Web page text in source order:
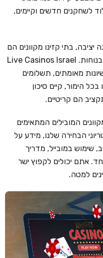
לשחקנים חדשים וקיימים,
בתי קזינו מקוונים הם
דרך מצוינת ליהנות ממשחקי פרימיום בנוחות. Live Casinos Israel
מאומתים, תשלומים
הימור, קיים סיכון
הם קריטיים.
הקזינו המקוונים המובילים המתאימים
בשנת 2026, קריטריוני הבחירה שלנו, מידע על
שימוש במובייל, מדריך
אתם יכולים לקפוץ ישר
למטה.